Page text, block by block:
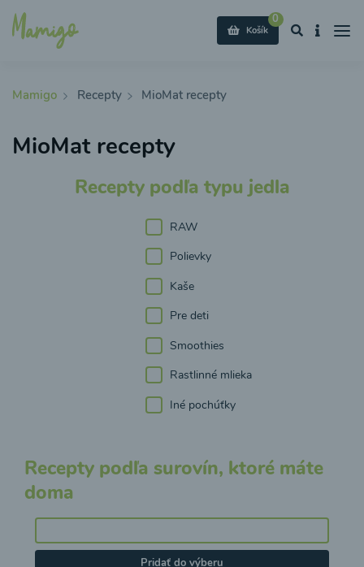
0
Košík
Mamigo Recepty MioMat recepty
MioMat recepty
Recepty podľa typu jedla
RAW
Polievky
Kaše
Pre deti
Smoothies
Rastlinné mlieka
Iné pochúťky
Recepty podľa surovín, ktoré máte
doma
Pridať do výberu